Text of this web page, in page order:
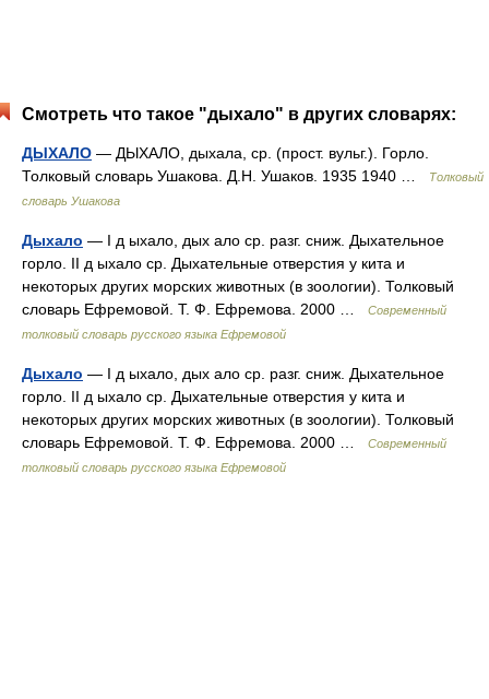
Смотреть что такое "дыхало" в других словарях:
ДЫХАЛО — ДЫХАЛО, дыхала, ср. (прост. вульг.). Горло.
Толковый словарь Ушакова. Д.Н. Ушаков. 1935 1940 …
Толковый
словарь Ушакова
Дыхало — I д ыхало, дых ало ср. разг. сниж. Дыхательное
горло. II д ыхало ср. Дыхательные отверстия у кита и
некоторых других морских животных (в зоологии). Толковый
словарь Ефремовой. Т. Ф. Ефремова. 2000 …
Современный
толковый словарь русского языка Ефремовой
Дыхало — I д ыхало, дых ало ср. разг. сниж. Дыхательное
горло. II д ыхало ср. Дыхательные отверстия у кита и
некоторых других морских животных (в зоологии). Толковый
словарь Ефремовой. Т. Ф. Ефремова. 2000 …
Современный
толковый словарь русского языка Ефремовой